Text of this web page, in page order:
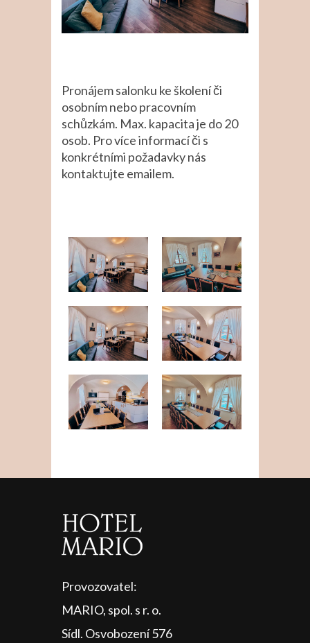
Pronájem salonku ke školení či
osobním nebo pracovním
schůzkám. Max. kapacita je do 20
osob. Pro více informací či s
konkrétními požadavky nás
kontaktujte emailem.
Provozovatel:
MARIO, spol. s r. o.
Sídl. Osvobození 576